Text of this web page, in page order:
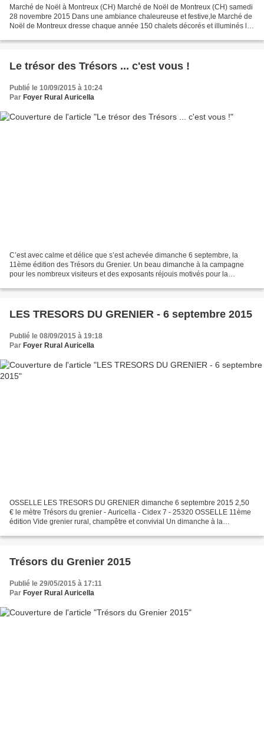
Marché de Noël à Montreux (CH) Marché de Noël de Montreux (CH) samedi
28 novembre 2015 Dans une ambiance chaleureuse et festive,le Marché de
Noël de Montreux dresse chaque année 150 chalets décorés et illuminés le
Le trésor des Trésors ... c'est vous !
Publié le 10/09/2015 à 10:24
Par Foyer Rural Auricella
C’est avec calme et délice que s’est achevée dimanche 6 septembre, la
11ème édition des Trésors du Grenier. Un beau dimanche à la campagne
pour les nombreux visiteurs et des exposants réjouis motivés pour la
LES TRESORS DU GRENIER - 6 septembre 2015
Publié le 08/09/2015 à 19:18
Par Foyer Rural Auricella
OSSELLE LES TRESORS DU GRENIER dimanche 6 septembre 2015 2,50
€ le mètre Trésors du grenier - Auricella - Cidex 7 - 25320 OSSELLE 11ème
édition Vide grenier rural, champêtre et convivial Un dimanche à la
Trésors du Grenier 2015
Publié le 29/05/2015 à 17:11
Par Foyer Rural Auricella